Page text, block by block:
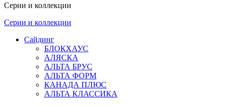
Серии и коллекции
Серии и коллекции
Сайдинг
БЛОКХАУС
АЛЯСКА
АЛЬТА БРУС
АЛЬТА ФОРМ
КАНАДА ПЛЮС
АЛЬТА КЛАССИКА